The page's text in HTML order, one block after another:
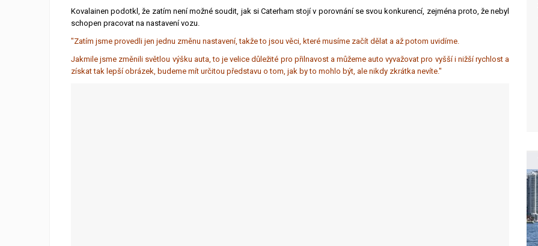
Kovalainen podotkl, že zatím není možné soudit, jak si Caterham stojí v porovnání se svou konkurencí, zejména proto, že nebyl
schopen pracovat na nastavení vozu.
"Zatím jsme provedli jen jednu změnu nastavení, takže to jsou věci, které musíme začít dělat a až potom uvidíme.
Jakmile jsme změnili světlou výšku auta, to je velice důležité pro přilnavost a můžeme auto vyvažovat pro vyšší i nižší rychlost a
získat tak lepší obrázek, budeme mít určitou představu o tom, jak by to mohlo být, ale nikdy zkrátka nevíte."